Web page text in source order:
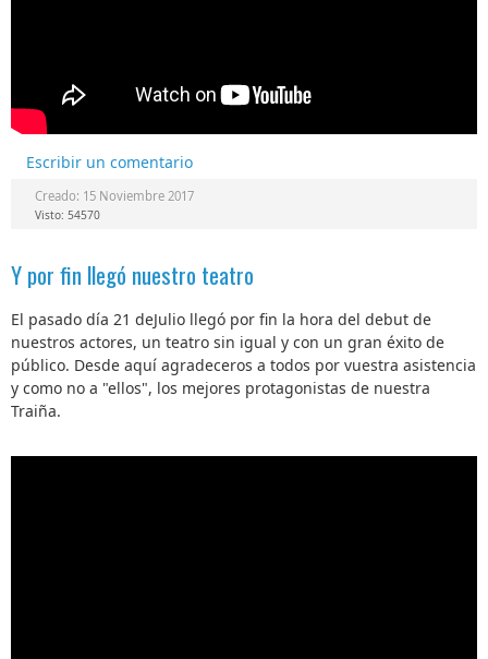
Escribir un comentario
Creado: 15 Noviembre 2017
Visto: 54570
Y por fin llegó nuestro teatro
El pasado día 21 deJulio llegó por fin la hora del debut de
nuestros actores, un teatro sin igual y con un gran éxito de
público. Desde aquí agradeceros a todos por vuestra asistencia
y como no a "ellos", los mejores protagonistas de nuestra
Traiña.